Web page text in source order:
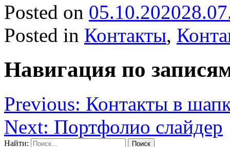
Posted on 05.10.2020
Posted in Контакты,
Навигация по
Previous: Контакты в
Next: Портфолио слайдер
Найти: